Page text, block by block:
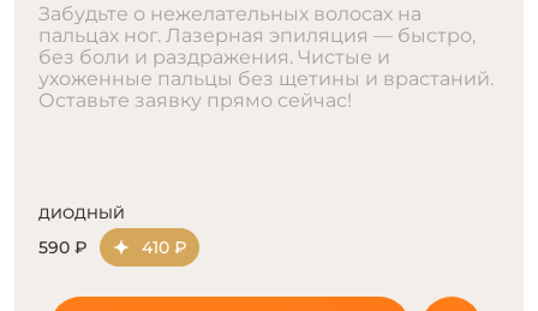
Забудьте о бритве и воске для зоны бедер.
Лазерная эпиляция — быстро, комфортно и
надолго. Идеально для шорт, юбок и
купальников. Запишитесь на процедуру
прямо сейчас.
ДИОДНЫЙ
3290 ₽ 2300 ₽